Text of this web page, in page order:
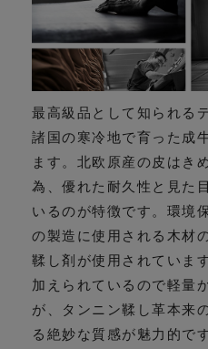
最高級品として知られる
諸国の寒冷地で育った成
ます。北欧原産の皮はき
為、優れた耐久性と見た
いるのが特徴です。環境
の製造に使用される木材
鞣し剤が使用されていま
加えられているので軽量
が、タンニン鞣し革本来
る絶妙な質感が魅力的で